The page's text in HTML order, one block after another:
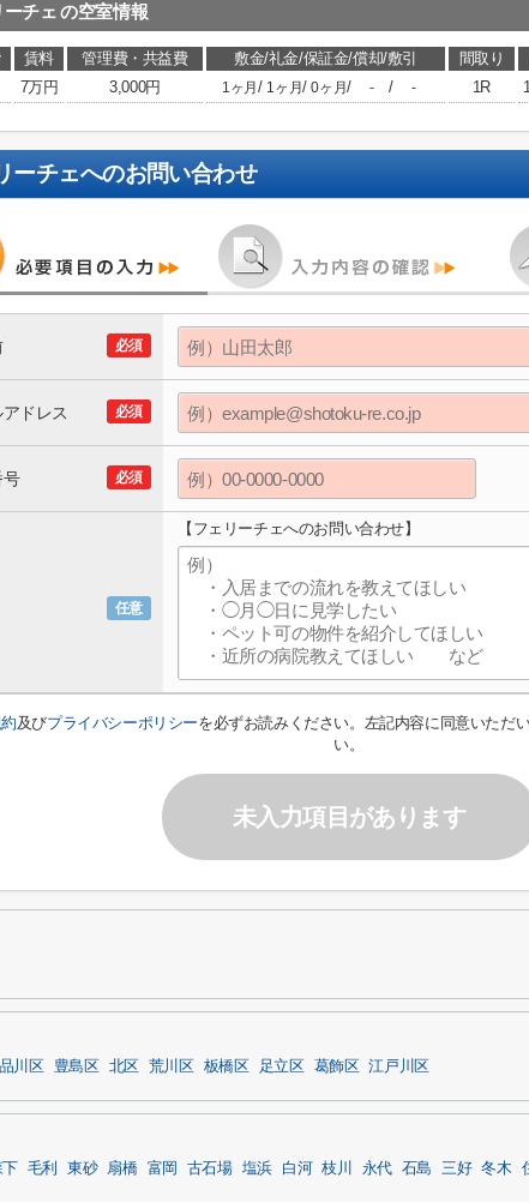
ーチェ の空室情報
賃料 管理費・共益費 敷金/礼金/保証金/償却/敷引 間取り
7万円 3,000円 1ヶ月/ 1ヶ月/0ヶ月/ - / - 1R
ーチェへのお問い合わせ
必須
必須
アドレス
必須
号
任意
【フェリーチェへのお問い合わせ】
及びプライバシーポリシーを必ずお読みください。左記内容に同意いただ
い。
未入力項目があります
品川区 豊島区 北区 荒川区 板橋区 足立区 葛飾区 江戸川区
毛利 東砂 扇橋 富岡 古石場 塩浜 白河 枝川 永代 石島 三好 冬木